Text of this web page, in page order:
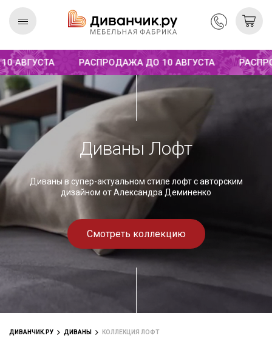
РАСПРОДАЖА ДО 10 АВГУСТА
Диваны Лофт
Диваны в супер-актуальном стиле лофт с авторским
дизайном от Александра Деминенко
Смотреть коллекцию
ДИВАНЧИК.РУ ДИВАНЫ КОЛЛЕКЦИЯ ЛОФТ
Скандинавская
коллекция